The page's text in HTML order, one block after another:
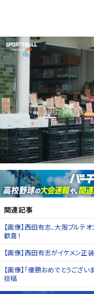
関連記事
【画像】西田有志、大阪ブルテ
歓喜！
【画像】西田有志がイケメン正
【画像】「優勝おめでとうござ
投稿